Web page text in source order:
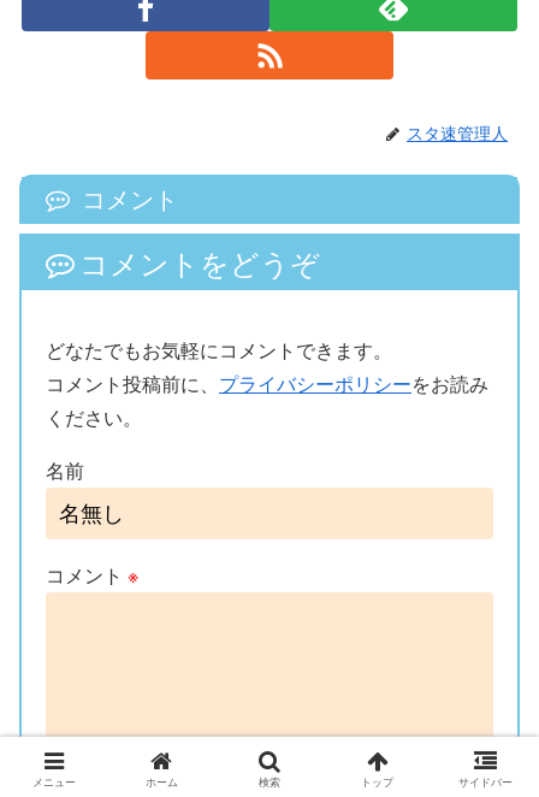
スタ速管理人
コメント
コメントをどうぞ
どなたでもお気軽にコメントできます。
コメント投稿前に、 プライバシーポリシーをお読み
ください。
名前
コメント ※
メニュー ホーム 検索 トップ サイドバー